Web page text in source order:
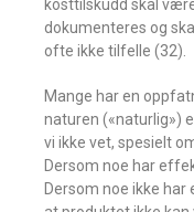
kosttilskudd skal
dokumenteres og
ofte ikke tilfelle (32).
Mange har en
naturen («naturlig»)
vi ikke vet, spesielt
Dersom noe har
Dersom noe ikke